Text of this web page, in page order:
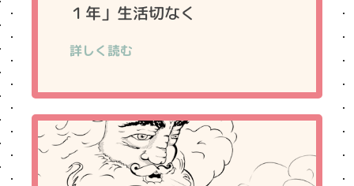
１年」生活切なく
詳しく読む